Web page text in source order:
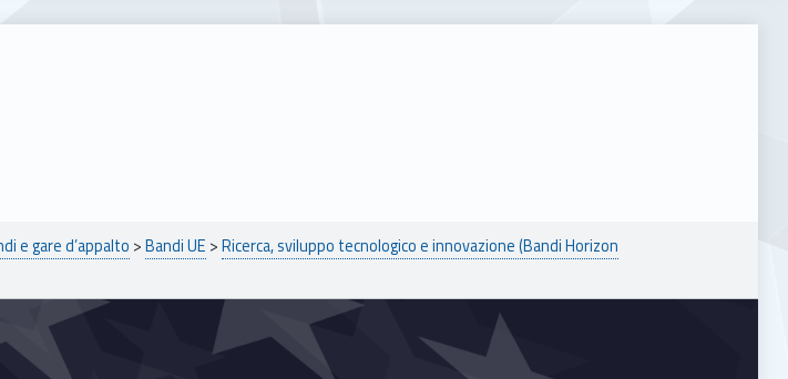
e gare d’appalto >Bandi UE >Ricerca, sviluppo tecnologico e innovazione (Bandi Horizon